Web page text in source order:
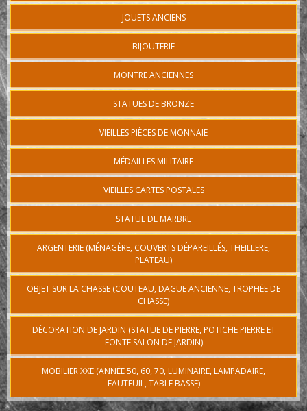
JOUETS ANCIENS
BIJOUTERIE
MONTRE ANCIENNES
STATUES DE BRONZE
VIEILLES PIÈCES DE MONNAIE
MÉDAILLES MILITAIRE
VIEILLES CARTES POSTALES
STATUE DE MARBRE
ARGENTERIE (MÉNAGÈRE, COUVERTS DÉPAREILLÉS, THEILLERE,
PLATEAU)
OBJET SUR LA CHASSE (COUTEAU, DAGUE ANCIENNE, TROPHÉE DE
CHASSE)
DÉCORATION DE JARDIN (STATUE DE PIERRE, POTICHE PIERRE ET
FONTE SALON DE JARDIN)
MOBILIER XXE (ANNÉE 50, 60, 70, LUMINAIRE, LAMPADAIRE,
FAUTEUIL, TABLE BASSE)